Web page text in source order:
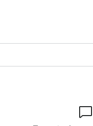
공…"공산주의가 최대 위협"
호르무즈 통제권' 수용할까
해…안정 전력 위해 불가피"